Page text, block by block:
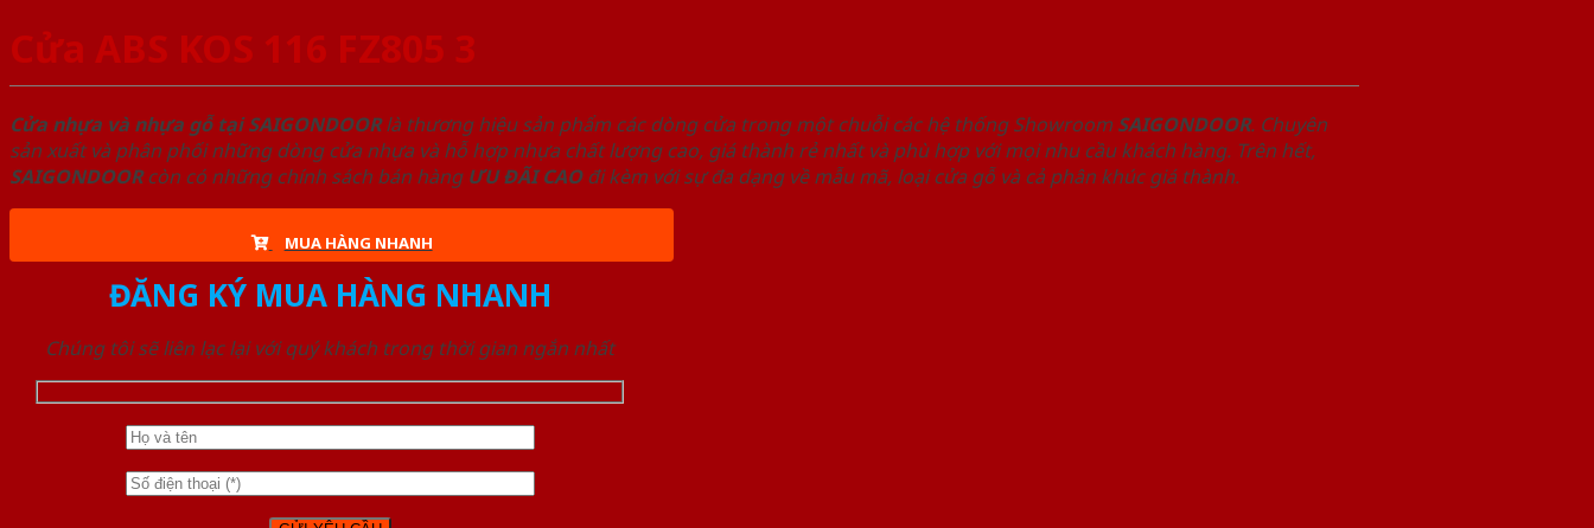
Cửa ABS KOS 116 FZ805 3
Cửa nhựa và nhựa gỗ tại SAIGONDOORlà thương hiệu sản phẩm các dòng cửa trong một chuỗi các hệ thống Showroom SAIGONDOOR. Chuyên
sản xuất và phân phối những dòng cửa nhựa và hỗ hợp nhựa chất lượng cao, giá thành rẻ nhất và phù hợp với mọi nhu cầu khách hàng. Trên hết,
SAIGONDOORcòn có những chính sách bán hàng ƯU ĐÃI CAOđi kèm với sự đa dạng về mẫu mã, loại cửa gỗ và cả phân khúc giá thành.
MUA HÀNG NHANH
ĐĂNG KÝ MUA HÀNG NHANH
Chúng tôi sẽ liên lạc lại với quý khách trong thời gian ngắn nhất